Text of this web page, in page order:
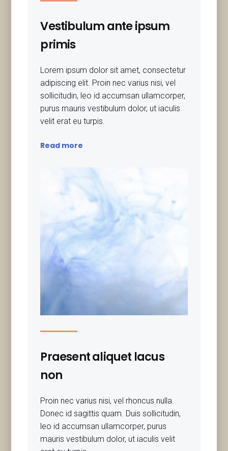
Vestibulum ante ipsum
primis
Lorem ipsum dolor sit amet, consectetur
adipiscing elit. Proin nec varius nisi, vel
sollicitudin, leo id accumsan ullamcorper,
purus mauris vestibulum dolor, ut iaculis
velit erat eu turpis.
Read more
Praesent aliquet lacus
non
Proin nec varius nisi, vel rhoncus nulla.
Donec id sagittis quam. Duis sollicitudin,
leo id accumsan ullamcorper, purus
mauris vestibulum dolor, ut iaculis velit